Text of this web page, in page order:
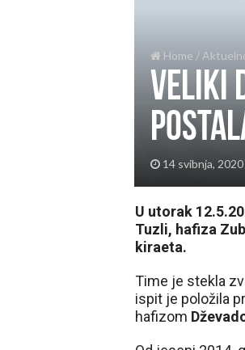
Home /
Veliki
14 svibnja, 2020
U utorak
Tuzli, hafiza
kiraeta.
Time je stekla
ispit je položila
hafizom